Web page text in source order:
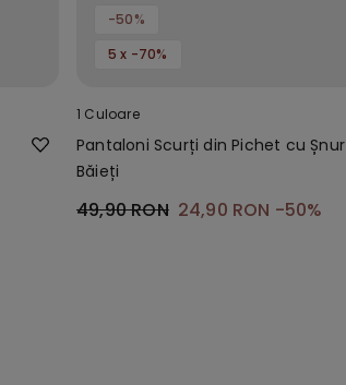
-50%
5 x -70%
1 Culoare
Pantaloni Scurți din Pichet cu Șnur
Băieți
49,90 RON 24,90 RON -50%